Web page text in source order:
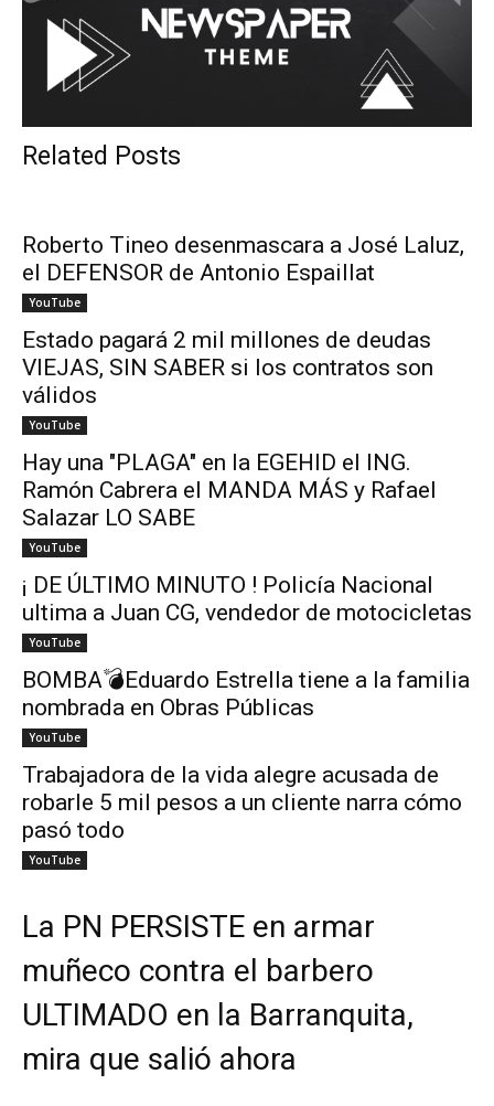
Related Posts
Roberto Tineo desenmascara a José Laluz,
el DEFENSOR de Antonio Espaillat
YouTube
Estado pagará 2 mil millones de deudas
VIEJAS, SIN SABER si los contratos son
válidos
YouTube
Hay una "PLAGA" en la EGEHID el ING.
Ramón Cabrera el MANDA MÁS y Rafael
Salazar LO SABE
YouTube
¡ DE ÚLTIMO MINUTO ! Policía Nacional
ultima a Juan CG, vendedor de motocicletas
YouTube
BOMBA💣Eduardo Estrella tiene a la familia
nombrada en Obras Públicas
YouTube
Trabajadora de la vida alegre acusada de
robarle 5 mil pesos a un cliente narra cómo
pasó todo
YouTube
La PN PERSISTE en armar
muñeco contra el barbero
ULTIMADO en la Barranquita,
mira que salió ahora